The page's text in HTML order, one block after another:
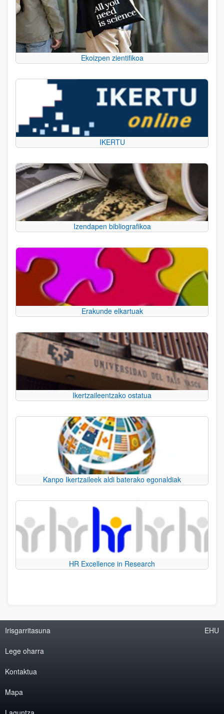
Ekoizpen zientifikoa
IKERTU
Izendapen bibliografikoa
Erakunde elkartuak
Ikertzaileentzako ostatua
Kanpo Ikertzaileek aldi baterako egonaldiak
HR Excellence in Research
Irisgarritasuna
Lege oharra
Kontaktua
Mapa
EHU